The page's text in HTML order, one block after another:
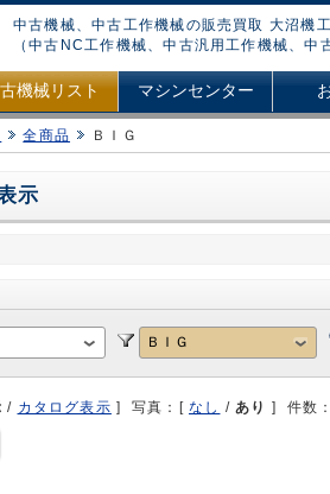
中古機械、中古工作機械の販売買取 大沼機
（中古NC工作機械、中古汎用工作機械、
機械リスト マシンセンター
全商品 ＢＩＧ
示
/ カタログ表示 ] 写真：[ なし / あり ] 件数